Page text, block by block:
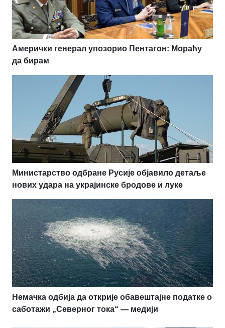
Амерички генерал упозорио Пентагон: Мораћу
да бирам
Министарство одбране Русије објавило детаље
нових удара на украјинске бродове и луке
Немачка одбија да открије обавештајне податке о
саботажи „Северног тока“ — медији